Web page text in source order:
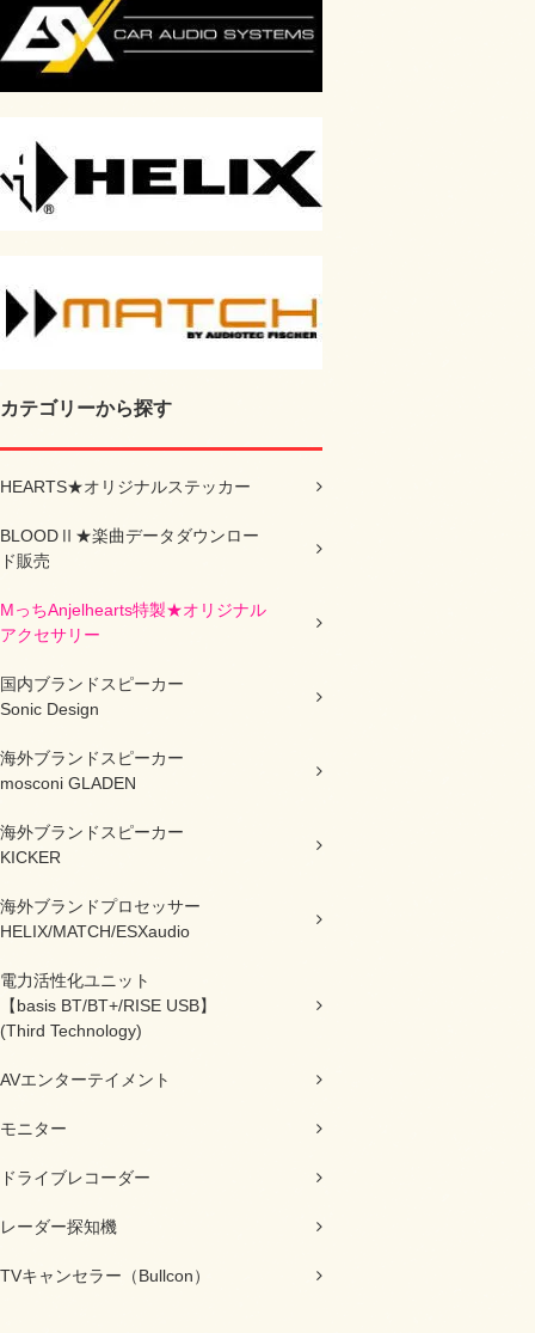
カテゴリーから探す
HEARTS★オリジナルステッカー
BLOODⅡ★楽曲データダウンロー
ド販売
MっちAnjelhearts特製★オリジナル
アクセサリー
国内ブランドスピーカー
Sonic Design
海外ブランドスピーカー
mosconi GLADEN
海外ブランドスピーカー
KICKER
海外ブランドプロセッサー
HELIX/MATCH/ESXaudio
電力活性化ユニット
【basis BT/BT+/RISE USB】
(Third Technology)
AVエンターテイメント
モニター
ドライブレコーダー
レーダー探知機
TVキャンセラー（Bullcon）